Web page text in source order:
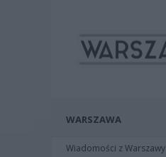
WARSZAWA
Wiadomości z Warszawy